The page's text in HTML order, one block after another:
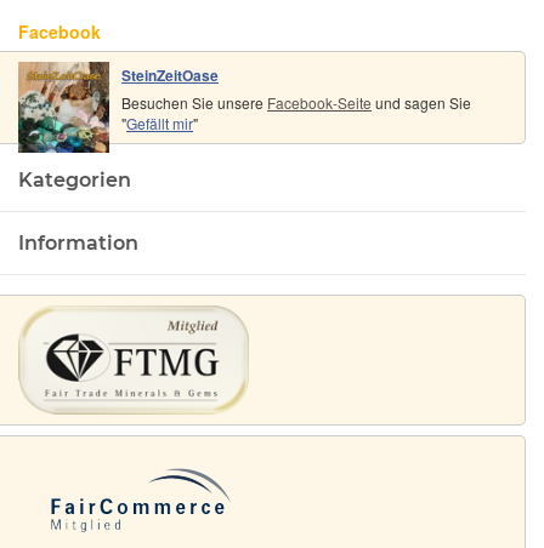
Facebook
SteinZeitOase
Besuchen Sie unsere Facebook-Seite und sagen Sie
"Gefällt mir"
Kategorien
Information